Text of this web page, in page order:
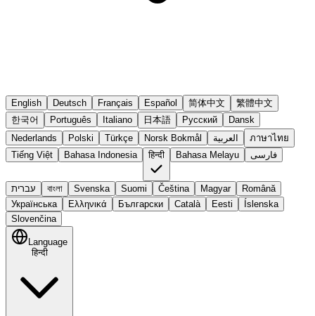
English Deutsch Français Español 简体中文
繁體中文
한국어
Português Italiano 日本語 Русский
Dansk
Nederlands
Polski Türkçe Norsk Bokmål العربية
ภาษาไทย
Tiếng Việt
Bahasa Indonesia हिन्दी Bahasa Melayu فارسی
עברית বাংলা Svenska Suomi Čeština Magyar
Română
Українська
Ελληνικά Български Català Eesti
Íslenska
Slovenčina
Language
हिन्दी